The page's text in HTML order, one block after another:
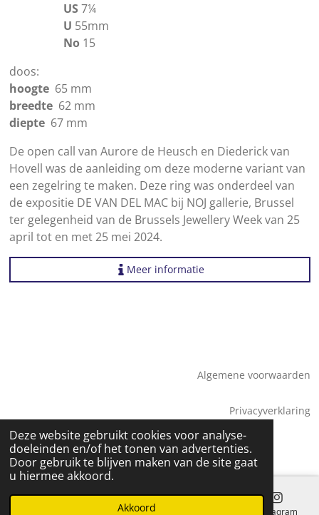
Deze website gebruikt cookies voor analyse-
doeleinden en/of het tonen van advertenties.
Door gebruik te blijven maken van de site gaat
u hiermee akkoord.
Akkoord
US 7¼
U 55mm
No 15
doos:
hoogte65 mm
breedte62 mm
diepte67 mm
De open call van Aurore de Heusch en Diederick van
Hovell was de aanleiding om deze moderne variant van
een zegelring te maken. Deze ring was onderdeel van
de expositie DE VAN DEL MAC bij NOJ gallerie, Brussel
ter gelegenheid van de Brussels Jewellery Week van 25
april tot en met 25 mei 2024.
Meer informatie
Algemene voorwaarden
Privacyverklaring
© 2026 Saskia Tossaint Maastricht
Telefoonnummer Instagram